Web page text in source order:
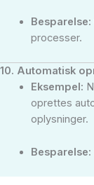
Besparelse:
processer.
10. Automatisk
Eksempel:
oprettes
oplysninger.
Besparelse: